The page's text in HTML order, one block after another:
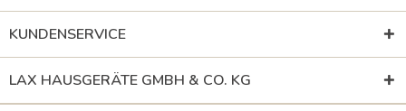
KUNDENSERVICE
LAX HAUSGERÄTE GMBH & CO. KG